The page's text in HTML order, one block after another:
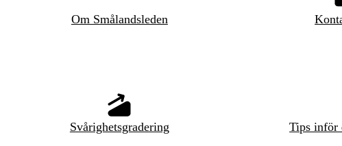
Om Smålandsleden
Svårighetsgradering Tips inför